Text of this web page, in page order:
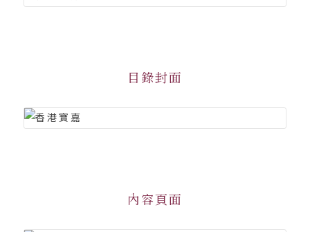
目錄封面
內容頁面